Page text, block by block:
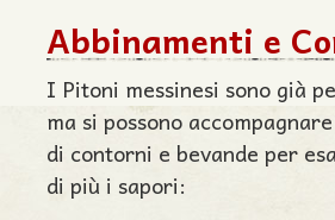
Abbinamenti e
I Pitoni messinesi sono già
ma si possono
di contorni e bevande per
di più i sapori: